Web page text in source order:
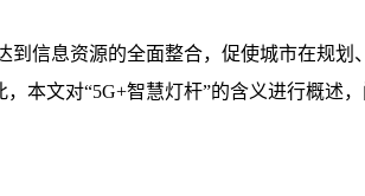
信息资源的全面整合，促使城市在规划
本文对“5G+智慧灯杆”的含义进行概述，